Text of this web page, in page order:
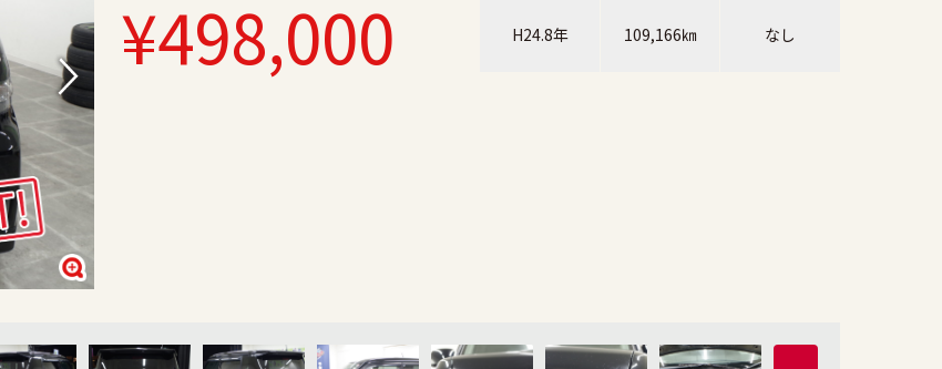
¥498,000 H24.8年 109,166㎞ なし